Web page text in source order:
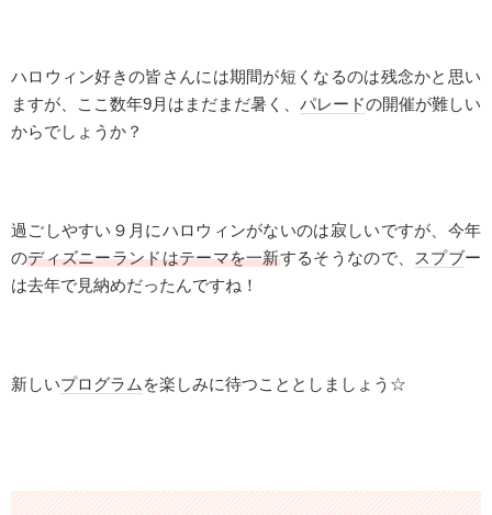
ハロウィン好きの皆さんには期間が短くなるのは残念かと思い
ますが、ここ数年9月はまだまだ暑く、 パレードの開催が難しい
からでしょうか？
過ごしやすい９月にハロウィンがないのは寂しいですが、今年
のディズニーランドはテーマを一新するそうなので、 スプブー
は去年で見納めだったんですね！
新しいプログラム を楽しみに待つこととしましょう☆